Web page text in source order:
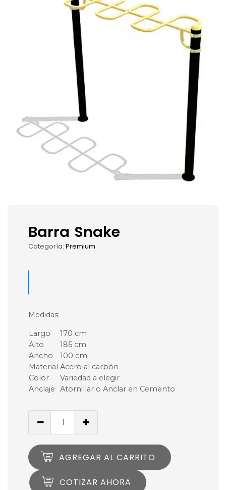
Barra Snake
Categoría: Premium
Medidas:
Largo
170 cm
Alto
185 cm
Ancho
100 cm
Material Acero al carbón
Color
Variedad a elegir
Anclaje
Atornillar o Anclar en Cemento
AGREGAR AL CARRITO
COTIZAR AHORA